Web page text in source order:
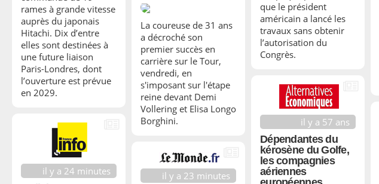
rames à grande vitesse
auprès du japonais
Hitachi. Dix d’entre
elles sont destinées à
une future liaison
Paris-Londres, dont
l’ouverture est prévue
en 2029.
La coureuse de 31 ans
a décroché son
premier succès en
carrière sur le Tour,
vendredi, en
s'imposant sur l'étape
reine devant Demi
Vollering et Elisa Longo
Borghini.
que le président
américain a lancé les
travaux sans obtenir
l’autorisation du
Congrès.
il y a 57 ans
Dépendantes du
kérosène du Golfe,
les compagnies
aériennes
il y a 24 minutes
il y a 23 minutes